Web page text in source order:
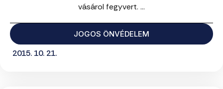
vásárol fegyvert. ...
JOGOS ÖNVÉDELEM
2015. 10. 21.